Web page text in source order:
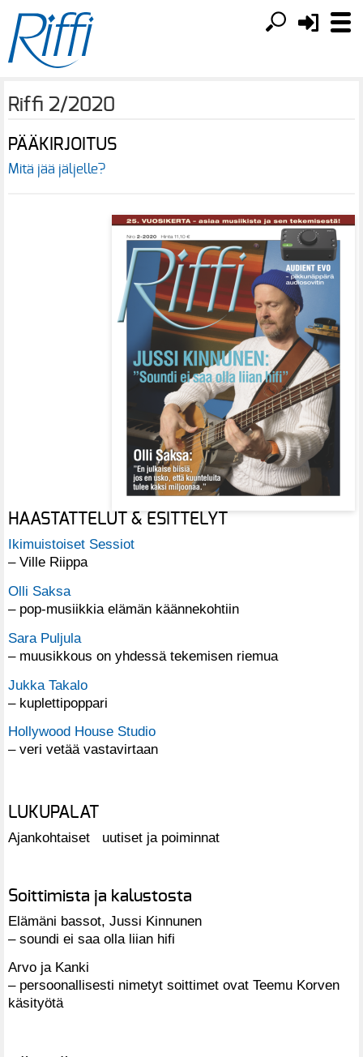
Riffi 2/2020
PÄÄKIRJOITUS
Mitä jää jäljelle?
HAASTATTELUT & ESITTELYT
Ikimuistoiset Sessiot
– Ville Riippa
Olli Saksa
– pop-musiikkia elämän käännekohtiin
Sara Puljula
– muusikkous on yhdessä tekemisen riemua
Jukka Takalo
– kuplettipoppari
Hollywood House Studio
– veri vetää vastavirtaan
LUKUPALAT
Ajankohtaiset uutiset ja poiminnat
Soittimista ja kalustosta
Elämäni bassot, Jussi Kinnunen
– soundi ei saa olla liian hifi
Arvo ja Kanki
– persoonallisesti nimetyt soittimet ovat Teemu Korven
käsityötä